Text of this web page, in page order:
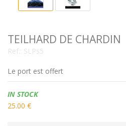
TEILHARD DE CHARDIN
Ref.: SLPs5
Le port est offert
Availability:
IN STOCK
25.00 €